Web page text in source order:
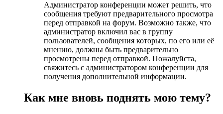
Администратор конференции может решить, что
сообщения требуют предварительного просмотра
перед отправкой на форум. Возможно также, что
администратор включил вас в группу
пользователей, сообщения которых, по его или её
мнению, должны быть предварительно
просмотрены перед отправкой. Пожалуйста,
свяжитесь с администратором конференции для
получения дополнительной информации.
Как мне вновь поднять мою тему?